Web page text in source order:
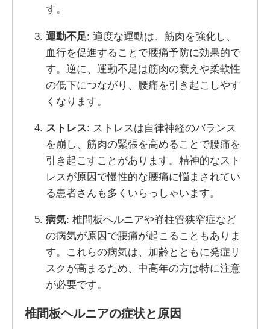
す。
運動不足: 適度な運動は、筋肉を強化し、
血行を促進することで腰痛予防に効果的で
す。逆に、運動不足は筋肉の衰えや柔軟性
の低下につながり、腰痛を引き起こしやす
くなります。
ストレス: ストレスは自律神経のバランス
を崩し、筋肉の緊張を高めることで腰痛を
引き起こすことがあります。精神的なスト
レスが原因で慢性的な腰痛に悩まされてい
る患者さんも多くいらっしゃいます。
病気: 椎間板ヘルニアや脊柱管狭窄症など
の病気が原因で腰痛が起こることもありま
す。これらの病気は、加齢とともに発症リ
スクが高まるため、中高年の方は特に注意
が必要です。
椎間板ヘルニアの症状と原因